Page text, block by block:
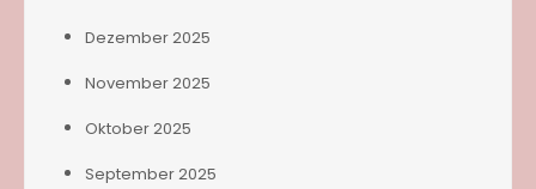
Dezember 2025
November 2025
Oktober 2025
September 2025